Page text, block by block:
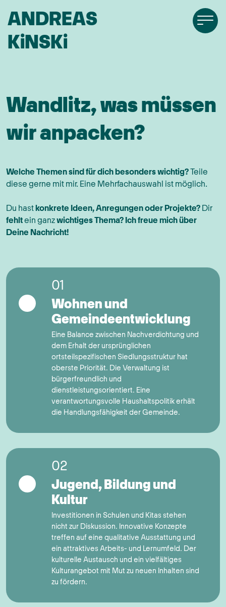
ANDREAS
KiNSKi
Wandlitz, was müssen
wir anpacken?
Welche Themen sind für dich besonders wichtig?Teile
diese gerne mit mir. Eine Mehrfachauswahl ist möglich.
Du hastkonkrete Ideen, Anregungen oder Projekte?Dir
fehltein ganzwichtiges Thema?Ich freue mich über
Deine Nachricht!
Optionen
01
Wohnen und
Gemeindeentwicklung
Eine Balance zwischen Nachverdichtung und
dem Erhalt der ursprünglichen
ortsteilspezifischen Siedlungsstruktur hat
oberste Priorität. Die Verwaltung ist
bürgerfreundlich und
dienstleistungsorientiert. Eine
verantwortungsvolle Haushaltspolitik erhält
die Handlungsfähigkeit der Gemeinde.
02
Jugend, Bildung und
Kultur
Investitionen in Schulen und Kitas stehen
nicht zur Diskussion. Innovative Konzepte
treffen auf eine qualitative Ausstattung und
ein attraktives Arbeits- und Lernumfeld. Der
kulturelle Austausch und ein vielfältiges
Kulturangebot mit Mut zu neuen Inhalten sind
zu fördern.